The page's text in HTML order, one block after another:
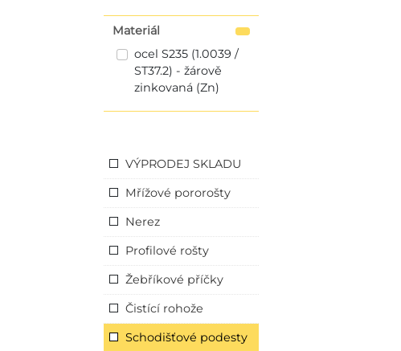
Materiál
ocel S235 (1.0039 /
ST37.2) - žárově
zinkovaná (Zn)
VÝPRODEJ SKLADU
Mřížové pororošty
Nerez
Profilové rošty
Žebříkové příčky
Čistící rohože
Schodišťové podesty